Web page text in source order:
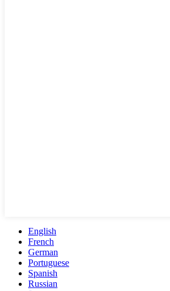
English
French
German
Portuguese
Spanish
Russian